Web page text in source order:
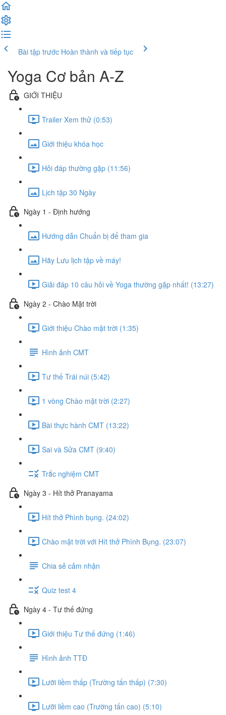
Bài tập trước Hoàn thành và tiếp tục
Yoga Cơ bản A-Z
GIỚI THIỆU
Trailer Xem thử (0:53)
Giới thiệu khóa học
Hỏi đáp thường gặp (11:56)
Lịch tập 30 Ngày
Ngày 1 - Định hướng
Hướng dẫn Chuẩn bị để tham gia
Hãy Lưu lịch tập về máy!
Giải đáp 10 câu hỏi về Yoga thường gặp nhất! (13:27)
Ngày 2 - Chào Mặt trời
Giới thiệu Chào mặt trời (1:35)
Hình ảnh CMT
Tư thế Trái núi (5:42)
1 vòng Chào mặt trời (2:27)
Bài thực hành CMT (13:22)
Sai và Sửa CMT (9:40)
Trắc nghiệm CMT
Ngày 3 - Hít thở Pranayama
Hít thở Phình bụng. (24:02)
Chào mặt trời với Hít thở Phình Bụng. (23:07)
Chia sẻ cảm nhận
Quiz test 4
Ngày 4 - Tư thế đứng
Giới thiệu Tư thế đứng (1:46)
Hình ảnh TTĐ
Lưỡi liềm thấp (Trường tấn thấp) (7:30)
Lưỡi liềm cao (Trường tấn cao) (5:10)